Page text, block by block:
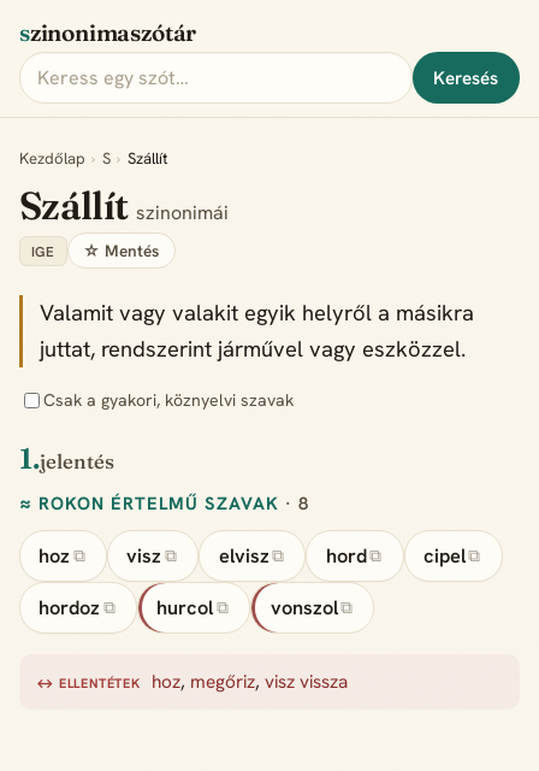
szinonimaszótár
Keresés
Kezdőlap › S › Szállít
Szállít szinonimái
IGE ☆ Mentés
Valamit vagy valakit egyik helyről a másikra
juttat, rendszerint járművel vagy eszközzel.
Csak a gyakori, köznyelvi szavak
1.jelentés
≈ ROKON ÉRTELMŰ SZAVAK · 8
hoz ⧉ visz ⧉ elvisz ⧉ hord⧉ cipel⧉
hordoz ⧉ hurcol ⧉ vonszol⧉
↔ ELLENTÉTEK hoz, megőriz,visz vissza